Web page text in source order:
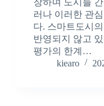
장하며 도시들
러나 이러한 관
다. 스마트도시
반영되지 않고
평가의 한계…
kiearo